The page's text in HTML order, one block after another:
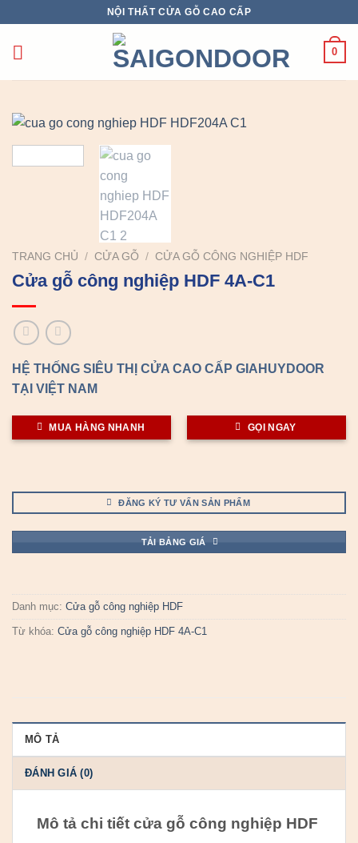
nội
NỘI THẤT CỬA GỖ CAO CẤP
0
TRANG CHỦ / CỬA GỖ / CỬA GỖ CÔNG NGHIỆP HDF
Cửa gỗ công nghiệp HDF 4A-C1
HỆ THỐNG SIÊU THỊ CỬA CAO CẤP GIAHUYDOOR
TẠI VIỆT NAM
MUA HÀNG NHANH GỌI NGAY
ĐĂNG KÝ TƯ VẤN SẢN PHẨM
TẢI BẢNG GIÁ
Danh mục: Cửa gỗ công nghiệp HDF
Từ khóa: Cửa gỗ công nghiệp HDF 4A-C1
MÔ TẢ
ĐÁNH GIÁ (0)
Mô tả chi tiết cửa gỗ công nghiệp HDF